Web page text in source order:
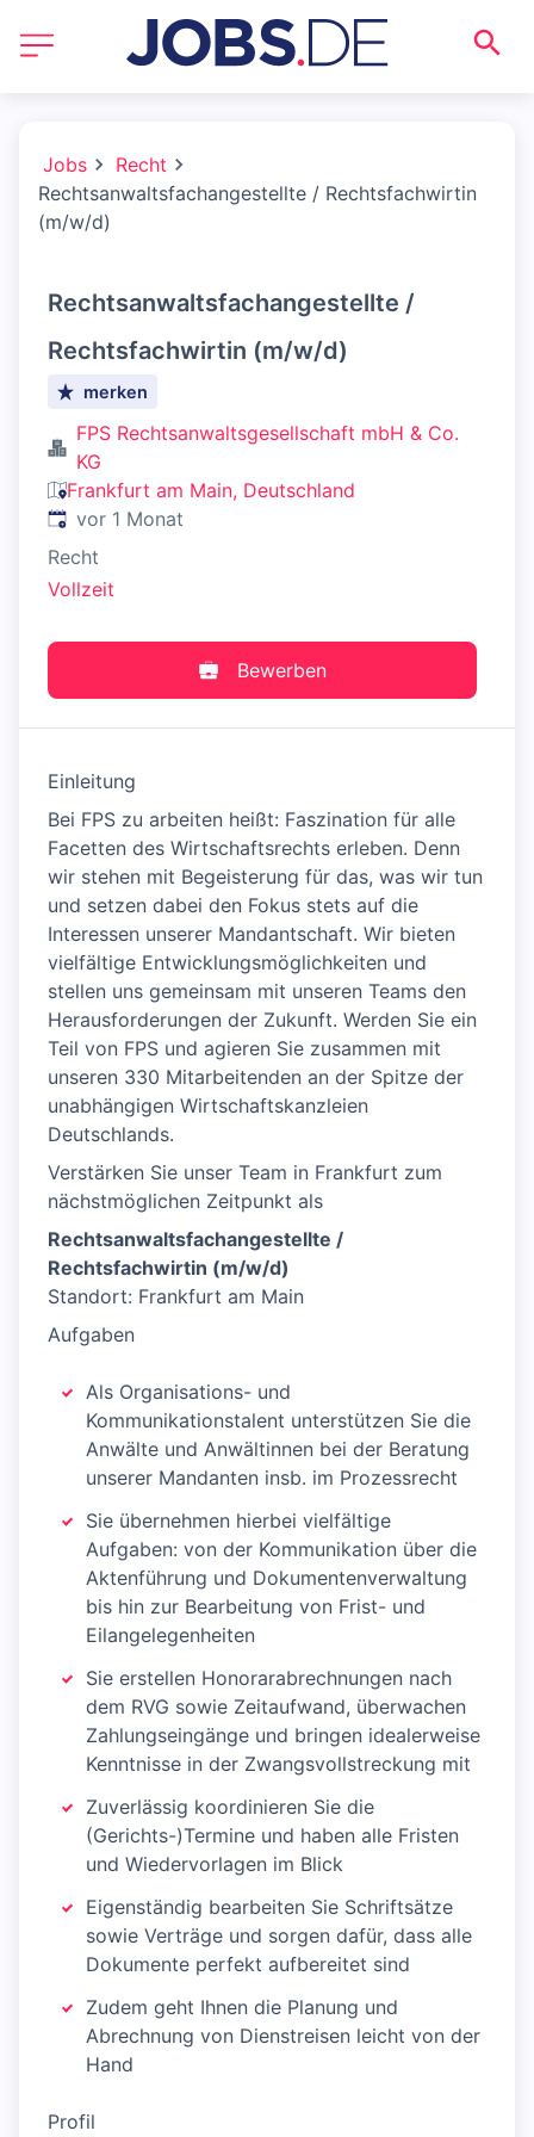
Jobs
Recht
Rechtsanwaltsfachangestellte / Rechtsfachwirtin
(m/w/d)
Rechtsanwaltsfachangestellte /
Rechtsfachwirtin (m/w/d)
merken
FPS Rechtsanwaltsgesellschaft mbH & Co.
KG
Frankfurt am Main, Deutschland
Veröffentlicht:
vor 1 Monat
Recht
Vollzeit
Bewerben
Einleitung
Bei FPS zu arbeiten heißt: Faszination für alle
Facetten des Wirtschaftsrechts erleben. Denn
wir stehen mit Begeisterung für das, was wir tun
und setzen dabei den Fokus stets auf die
Interessen unserer Mandantschaft. Wir bieten
vielfältige Entwicklungsmöglichkeiten und
stellen uns gemeinsam mit unseren Teams den
Herausforderungen der Zukunft. Werden Sie ein
Teil von FPS und agieren Sie zusammen mit
unseren 330 Mitarbeitenden an der Spitze der
unabhängigen Wirtschaftskanzleien
Deutschlands.
Verstärken Sie unser Team in Frankfurt zum
nächstmöglichen Zeitpunkt als
Rechtsanwaltsfachangestellte /
Rechtsfachwirtin (m/w/d)
Standort: Frankfurt am Main
Aufgaben
Als Organisations- und
Kommunikationstalent unterstützen Sie die
Anwälte und Anwältinnen bei der Beratung
unserer Mandanten insb. im Prozessrecht
Sie übernehmen hierbei vielfältige
Aufgaben: von der Kommunikation über die
Aktenführung und Dokumentenverwaltung
bis hin zur Bearbeitung von Frist- und
Eilangelegenheiten
Sie erstellen Honorarabrechnungen nach
dem RVG sowie Zeitaufwand, überwachen
Zahlungseingänge und bringen idealerweise
Kenntnisse in der Zwangsvollstreckung mit
Zuverlässig koordinieren Sie die
(Gerichts-)Termine und haben alle Fristen
und Wiedervorlagen im Blick
Eigenständig bearbeiten Sie Schriftsätze
sowie Verträge und sorgen dafür, dass alle
Dokumente perfekt aufbereitet sind
Zudem geht Ihnen die Planung und
Abrechnung von Dienstreisen leicht von der
Hand
Profil